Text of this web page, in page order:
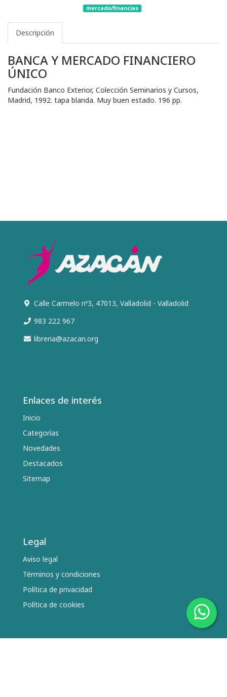
mercado/financias
Descripción
BANCA Y MERCADO FINANCIERO
ÚNICO
Fundación Banco Exterior, Colección Seminarios y Cursos,
Madrid, 1992. tapa blanda. Muy buen estado. 196 pp.
Calle Carmelo nº3, 47013, Valladolid - Valladolid
983 222 967
libreria@azacan.org
Enlaces de interés
Inicio
Categorías
Novedades
Destacados
Sitemap
Legal
Aviso legal
Términos y condiciones
Política de privacidad
Política de cookies